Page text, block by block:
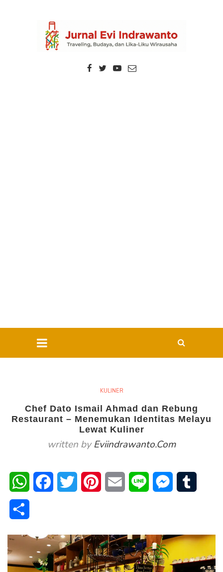
KULINER
Chef Dato Ismail Ahmad dan Rebung
Restaurant – Menemukan Identitas Melayu
Lewat Kuliner
written byEviindrawanto.com
WhatsAppFacebookTwitter PinterestEmail Line Messenger